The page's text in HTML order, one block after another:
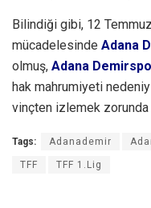
Bilindiği gibi, 12
mücadelesinde Adana
olmuş, Adana
hak mahrumiyeti
vinçten izlemek zorunda
Tags: Adanademir
TFF TFF 1.Lig